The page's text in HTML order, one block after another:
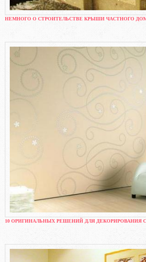
НЕМНОГО О СТРОИТЕЛЬСТВЕ КРЫШИ ЧАСТНОГО
10 ОРИГИНАЛЬНЫХ РЕШЕНИЙ ДЛЯ ДЕКОРИРОВАНИЯ